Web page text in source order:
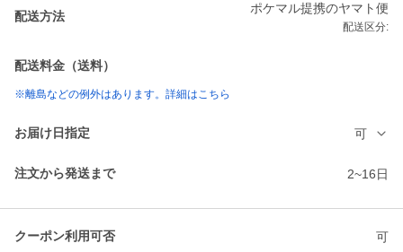
配送方法
ポケマル提携のヤマト便
配送区分:
配送料金（送料）
※離島などの例外はあります。詳細はこちら
お届け日指定 可
注文から発送まで 2~16日
クーポン利用可否 可